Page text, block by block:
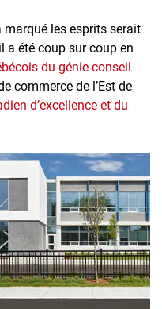
marqué les esprits serait
a été coup sur coup en
du génie-conseil
commerce de l’Est de
d’excellence et du